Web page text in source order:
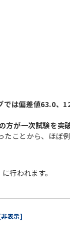
では偏差値63.0、
方が一次試験を突
ことから、ほぼ
に行われます。
表示]